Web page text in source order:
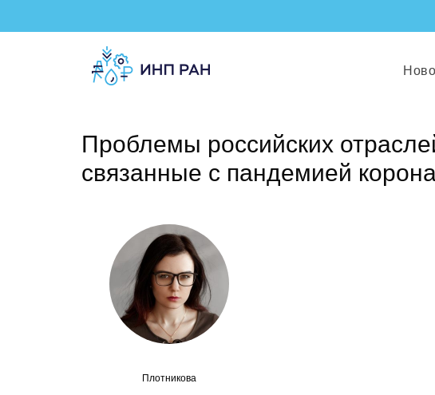
Проблемы российских
связанные с пандемией
Плотникова